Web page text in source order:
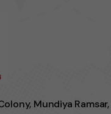
Mundiya Ramsar,